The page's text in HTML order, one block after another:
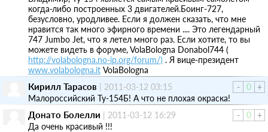
когда-либо построенных 3 двигателей.Боинг-727,
безусловно, уродливее. Если я должен сказать, что мне
нравится так много эфирного времени .... Это легендарный
747 Jumbo Jet, что я летел много раз. Если хотите, то вы
можете видеть в форумe, VolaBologna Donabol744 (
http://volabologna.no-ip.org/forum/) . Я вице-президент
www.volabologna.it VolaBologna
-
0 +
Кирилл Тарасов | 2011-03-12 03:15
Малороссийский Ту-154Б! А что не плохая окраска!
-
0 +
Донато Болелли | 2011-03-12 16:29
Дa очень красивый !!!